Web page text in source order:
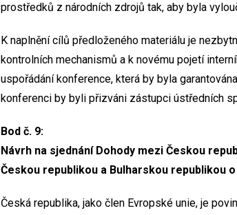
prostředků z národních zdrojů tak, aby byla
K naplnění cílů předloženého materiálu je
kontrolních mechanismů a k novému pojetí
uspořádání konference, která by byla
konferenci by byli přizváni zástupci ústředních
Bod č. 9:
Návrh na sjednání Dohody mezi Českou
Českou republikou a Bulharskou republikou
Česká republika, jako člen Evropské unie, je